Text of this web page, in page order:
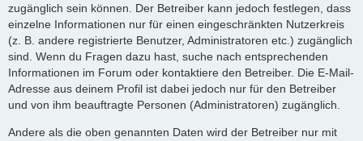
zugänglich sein können. Der Betreiber kann jedoch festlegen, dass
einzelne Informationen nur für einen eingeschränkten Nutzerkreis
(z. B. andere registrierte Benutzer, Administratoren etc.) zugänglich
sind. Wenn du Fragen dazu hast, suche nach entsprechenden
Informationen im Forum oder kontaktiere den Betreiber. Die E-Mail-
Adresse aus deinem Profil ist dabei jedoch nur für den Betreiber
und von ihm beauftragte Personen (Administratoren) zugänglich.
Andere als die oben genannten Daten wird der Betreiber nur mit